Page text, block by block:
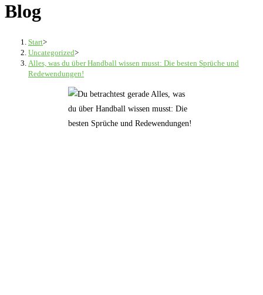
Blog
Start>
Uncategorized>
Alles, was du über Handball wissen musst: Die besten Sprüche und
Redewendungen!